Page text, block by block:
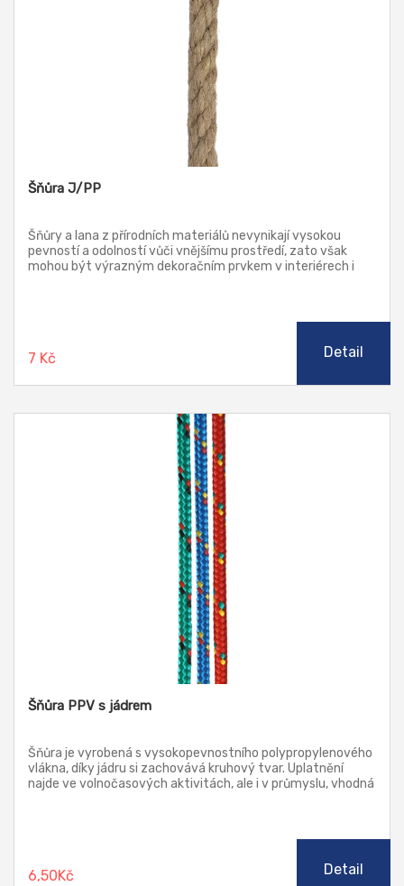
Šňůra J/PP
Šňůry a lana z přírodních materiálů nevynikají vysokou
pevností a odolností vůči vnějšímu prostředí, zato však
mohou být výrazným dekoračním prvkem v interiérech i
je tak vhodnými k použití ve stavebnictví a průmyslu.
7 Kč Detail
Šňůra PPV s jádrem
Šňůra je vyrobená s vysokopevnostního polypropylenového
vlákna, díky jádru si zachovává kruhový tvar. Uplatnění
najde ve volnočasových aktivitách, ale i v průmyslu, vhodná
6,50Kč Detail